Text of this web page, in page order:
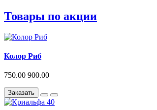
Товары по акции
Колор Риб
750.00 900.00
Заказать